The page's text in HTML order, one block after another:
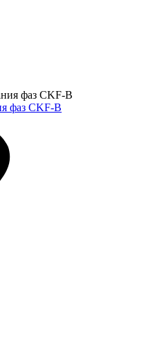
фаз CKF-B